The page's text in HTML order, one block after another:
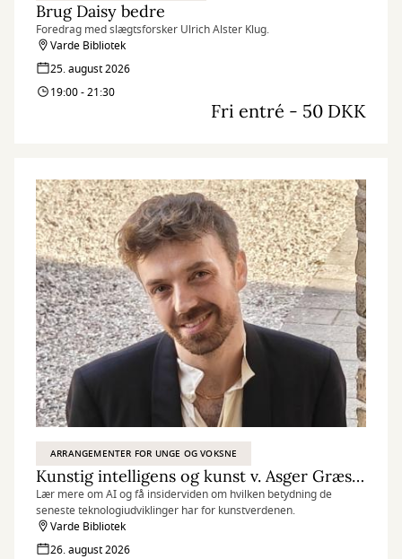
Brug Daisy bedre
Foredrag med slægtsforsker Ulrich Alster Klug.
Varde Bibliotek
25. august 2026
19:00 - 21:30
Fri entré - 50 DKK
ARRANGEMENTER FOR UNGE OG VOKSNE
Kunstig intelligens og kunst v. Asger Græsholt
Lær mere om AI og få insiderviden om hvilken betydning de
seneste teknologiudviklinger har for kunstverdenen.
Varde Bibliotek
26. august 2026